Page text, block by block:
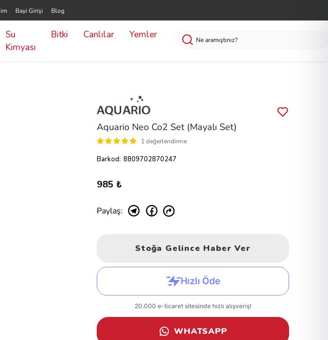
Bayi Girişi Blog
Su
Kimyası
Bitki Canlılar Yemler
Aquario Neo Co2 Set (Mayalı Set)
1 değerlendirme
Barkod: 8809702870247
985 ₺
Paylaş:
Stoğa Gelince Haber Ver
WHATSAPP